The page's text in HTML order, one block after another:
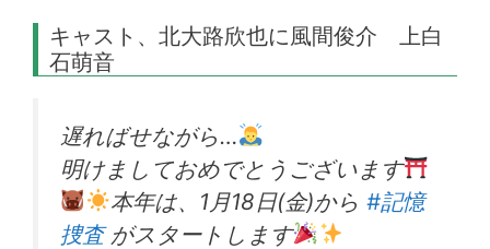
キャスト、北大路欣也に風間俊介 上白
石萌音
遅ればせながら…
明けましておめでとうございます
本年は、1月18日(金)から#記憶
捜査がスタートします